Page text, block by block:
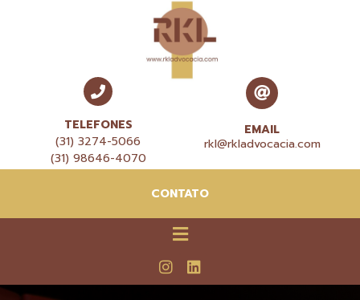
TELEFONES
(31) 3274-5066
(31) 98646-4070
EMAIL
rkl@rkladvocacia.com
CONTATO